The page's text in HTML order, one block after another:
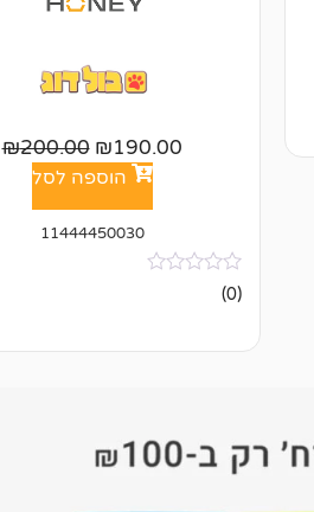
₪190.00
₪200.00
הוספה לסל
11444450030
אין
ביקורות
(0)